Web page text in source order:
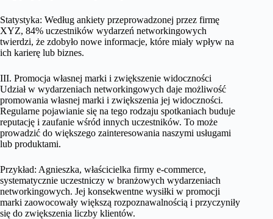
Statystyka: Według ankiety przeprowadzonej przez firmę
XYZ, 84% uczestników wydarzeń networkingowych
twierdzi, że zdobyło nowe informacje, które miały wpływ na
ich karierę lub biznes.
III. Promocja własnej marki i zwiększenie widoczności
Udział w wydarzeniach networkingowych daje możliwość
promowania własnej marki i zwiększenia jej widoczności.
Regularne pojawianie się na tego rodzaju spotkaniach buduje
reputację i zaufanie wśród innych uczestników. To może
prowadzić do większego zainteresowania naszymi usługami
lub produktami.
Przykład: Agnieszka, właścicielka firmy e-commerce,
systematycznie uczestniczy w branżowych wydarzeniach
networkingowych. Jej konsekwentne wysiłki w promocji
marki zaowocowały większą rozpoznawalnością i przyczyniły
się do zwiększenia liczby klientów.